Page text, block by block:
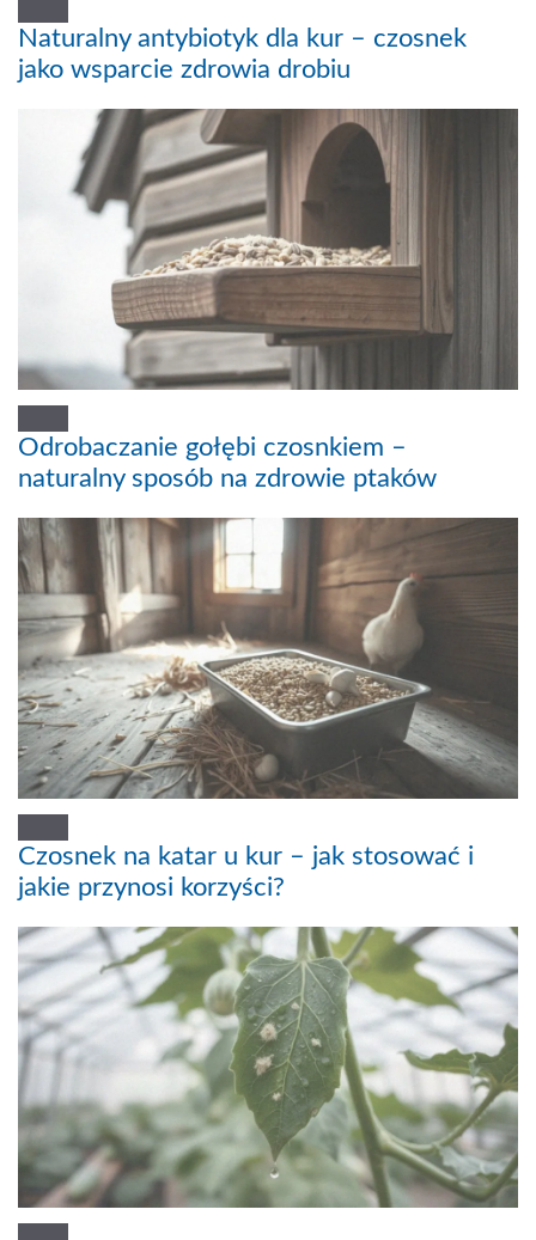
Naturalny antybiotyk dla kur – czosnek
jako wsparcie zdrowia drobiu
Odrobaczanie gołębi czosnkiem –
naturalny sposób na zdrowie ptaków
Czosnek na katar u kur – jak stosować i
jakie przynosi korzyści?